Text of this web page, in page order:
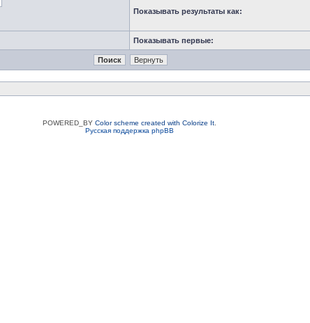
Показывать результаты как:
Показывать первые:
POWERED_BY Color scheme created with Colorize It.
Русская поддержка phpBB